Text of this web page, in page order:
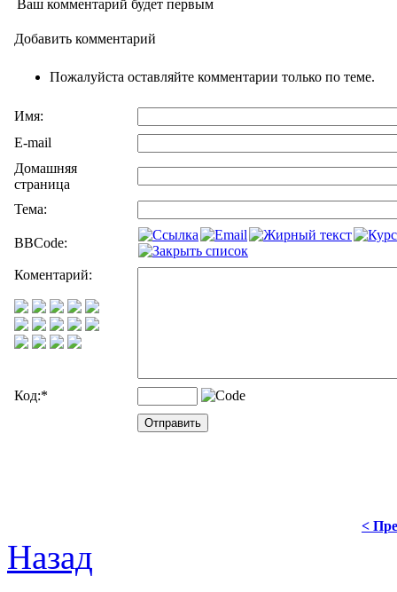
Ваш комментарий будет первым
Добавить комментарий
Пожалуйста оставляйте комментарии только по теме.
Имя:
E-mail
Домашняя
страница
Тема:
BBCode:
Коментарий:
Код:*
<
Назад